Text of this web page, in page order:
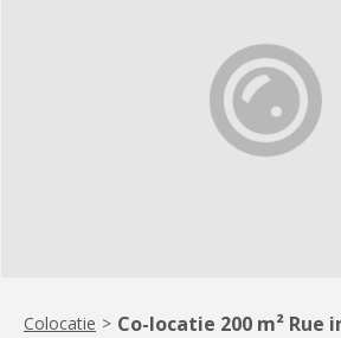
Colocatie > Co-locatie 200 m² Rue